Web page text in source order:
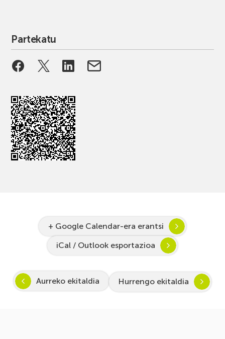
Partekatu
+ Google Calendar-era erantsi
iCal / Outlook esportazioa
Aurreko ekitaldia Hurrengo ekitaldia